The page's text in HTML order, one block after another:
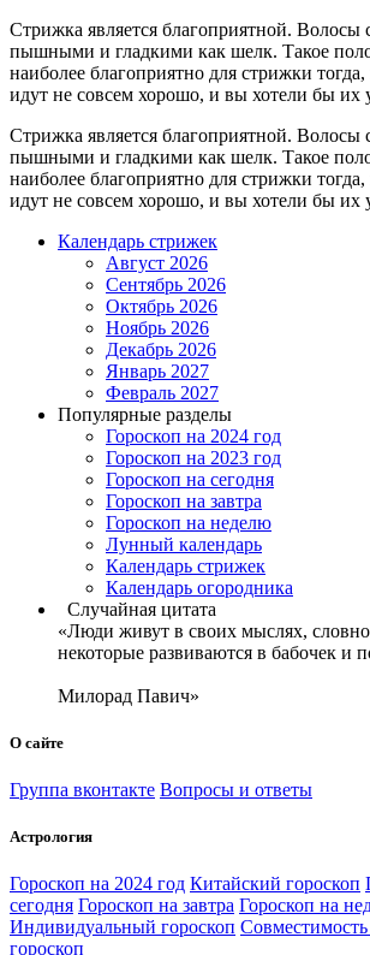
Стрижка является благоприятной. Волосы
пышными и гладкими как шелк. Такое
наиболее благоприятно для стрижки
идут не совсем хорошо, и вы хотели бы их
Стрижка является благоприятной. Волосы
пышными и гладкими как шелк. Такое
наиболее благоприятно для стрижки
идут не совсем хорошо, и вы хотели бы их
Календарь стрижек
Август 2026
Сентябрь 2026
Октябрь 2026
Ноябрь 2026
Декабрь 2026
Январь 2027
Февраль 2027
Популярные разделы
Гороскоп на 2024 год
Гороскоп на 2023 год
Гороскоп на сегодня
Гороскоп на завтра
Гороскоп на неделю
Лунный календарь
Календарь стрижек
Календарь огородника
Случайная цитата
«Люди живут в своих мыслях,
некоторые развиваются в бабочек и
Милорад Павич»
О сайте
Группа вконтакте Вопросы и ответы
Астрология
Гороскоп на 2024 год Китайский гороскоп
сегодня Гороскоп на завтра Гороскоп на
Индивидуальный гороскоп Совместимость
гороскоп